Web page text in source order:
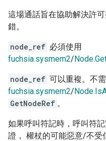
這場通話旨在協助解決許
錯。
node_ref 必須使用
fuchsia.sysmem2/
node_ref 可以重複。不
fuchsia.sysmem2/
GetNodeRef 。
如果呼叫符記時，呼叫符
證， 權杖的可能惡意/不受